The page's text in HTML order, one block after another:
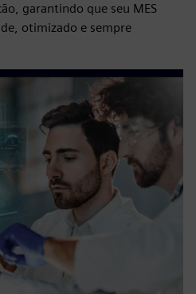
garantindo que seu MES
otimizado e sempre